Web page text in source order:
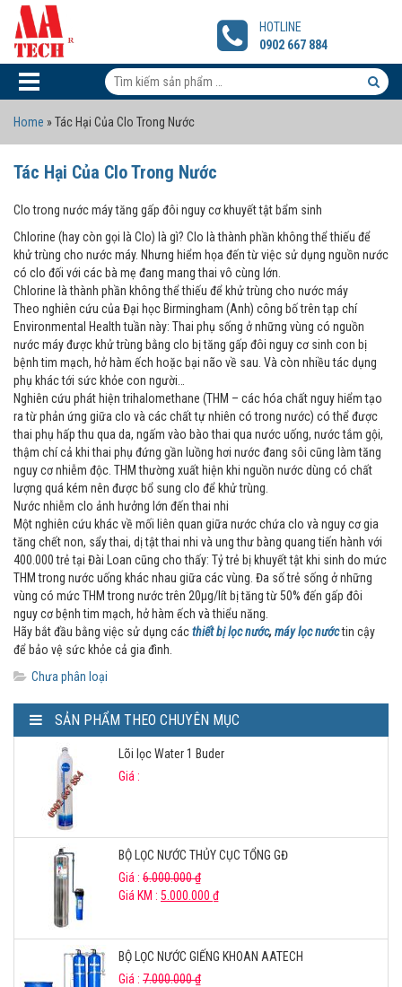
Tác
Hại
Của
Clo
Trong
Nước
HOTLINE
0902 667 884
Tìm
Home »Tác Hại Của Clo Trong Nước
Tác Hại Của Clo Trong Nước
Clo trong nước máy tăng gấp đôi nguy cơ khuyết tật bẩm sinh
Chlorine (hay còn gọi là Clo) là gì? Clo là thành phần không thể thiếu để
khử trùng cho nước máy. Nhưng hiểm họa đến từ việc sử dụng nguồn nước
có clo đối với các bà mẹ đang mang thai vô cùng lớn.
Chlorine là thành phần không thể thiếu để khử trùng cho nước máy
Theo nghiên cứu của Đại học Birmingham (Anh) công bố trên tạp chí
Environmental Health tuần này: Thai phụ sống ở những vùng có nguồn
nước máy được khử trùng bằng clo bị tăng gấp đôi nguy cơ sinh con bị
bệnh tim mạch, hở hàm ếch hoặc bại não về sau. Và còn nhiều tác dụng
phụ khác tới sức khỏe con người…
Nghiên cứu phát hiện trihalomethane (THM – các hóa chất nguy hiểm tạo
ra từ phản ứng giữa clo và các chất tự nhiên có trong nước) có thể được
thai phụ hấp thu qua da, ngấm vào bào thai qua nước uống, nước tắm gội,
thậm chí cả khi thai phụ đứng gần luồng hơi nước đang sôi cũng làm tăng
nguy cơ nhiễm độc. THM thường xuất hiện khi nguồn nước dùng có chất
lượng quá kém nên được bổ sung clo để khử trùng.
Nước nhiễm clo ảnh hưởng lớn đến thai nhi
Một nghiên cứu khác về mối liên quan giữa nước chứa clo và nguy cơ gia
tăng chết non, sẩy thai, dị tật thai nhi và ung thư bàng quang tiến hành với
400.000 trẻ tại Đài Loan cũng cho thấy: Tỷ trẻ bị khuyết tật khi sinh do mức
THM trong nước uống khác nhau giữa các vùng. Đa số trẻ sống ở những
vùng có mức THM trong nước trên 20µg/lít bị tăng từ 50% đến gấp đôi
nguy cơ bệnh tim mạch, hở hàm ếch và thiểu năng.
Hãy bắt đầu bằng việc sử dụng cácthiết bị lọc nước, máy lọc nướctin cậy
để bảo vệ sức khỏe cả gia đình.
Chưa phân loại
SẢN PHẨM THEO CHUYÊN MỤC
Lõi lọc Water 1 Buder
Giá :
BỘ LỌC NƯỚC THỦY CỤC TỔNG GĐ
Giá : 6.000.000₫
Giá KM : 5.000.000 ₫
BỘ LỌC NƯỚC GIẾNG KHOAN AATECH
Giá : 7.000.000₫